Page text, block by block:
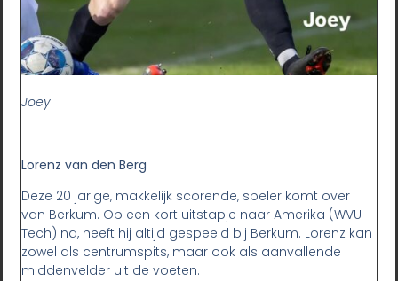
Joey
Lorenz van den Berg
Deze 20 jarige, makkelijk scorende, speler komt over
van Berkum. Op een kort uitstapje naar Amerika (WVU
Tech) na, heeft hij altijd gespeeld bij Berkum. Lorenz kan
zowel als centrumspits, maar ook als aanvallende
middenvelder uit de voeten.